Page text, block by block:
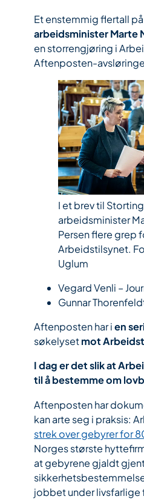
Et enstemmig flertall
arbeidsminister Marte
en storrengjøring i
Aftenposten-
I et brev til
arbeidsminister
Persen flere grep
Arbeidstilsynet.
Uglum
Vegard Venli –
Gunnar
Aftenposten har ien
søkelysetmot
I dag er det slik at
til å bestemme om
Aftenposten har
kan arte seg i praksis:
strek over gebyrer for
Norges største
at gebyrene gjaldt
jobbet under livsfarlige